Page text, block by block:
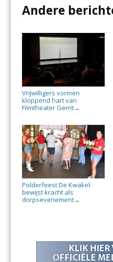
Andere
Vrijwilligers vormen
kloppend hart van
Filmtheater Gerrit→
Polderfeest De Kwakel
bewijst kracht als
dorpsevenement→